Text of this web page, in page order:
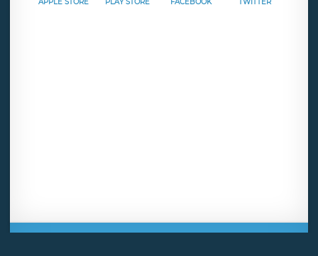
APPLE STORE PLAY STORE FACEBOOK TWITTER